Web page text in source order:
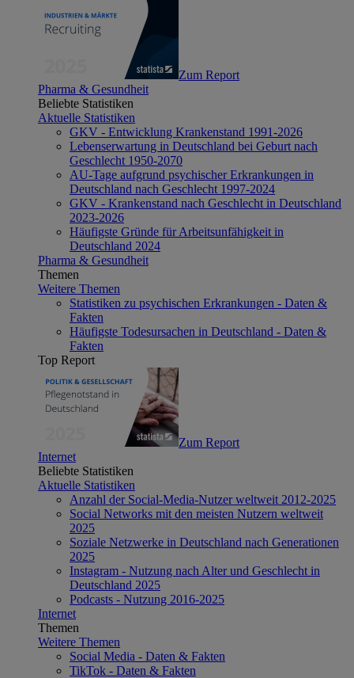
Zum Report
Pharma & Gesundheit
Beliebte Statistiken
Aktuelle Statistiken
GKV - Entwicklung Krankenstand 1991-2026
Lebenserwartung in Deutschland bei Geburt nach
Geschlecht 1950-2070
AU-Tage aufgrund psychischer Erkrankungen in
Deutschland nach Geschlecht 1997-2024
GKV - Krankenstand nach Geschlecht in Deutschland
2023-2026
Häufigste Gründe für Arbeitsunfähigkeit in
Deutschland 2024
Pharma & Gesundheit
Themen
Weitere Themen
Statistiken zu psychischen Erkrankungen - Daten &
Fakten
Häufigste Todesursachen in Deutschland - Daten &
Fakten
Top Report
Zum Report
Internet
Beliebte Statistiken
Aktuelle Statistiken
Anzahl der Social-Media-Nutzer weltweit 2012-2025
Social Networks mit den meisten Nutzern weltweit
2025
Soziale Netzwerke in Deutschland nach Generationen
2025
Instagram - Nutzung nach Alter und Geschlecht in
Deutschland 2025
Podcasts - Nutzung 2016-2025
Internet
Themen
Weitere Themen
Social Media - Daten & Fakten
TikTok - Daten & Fakten